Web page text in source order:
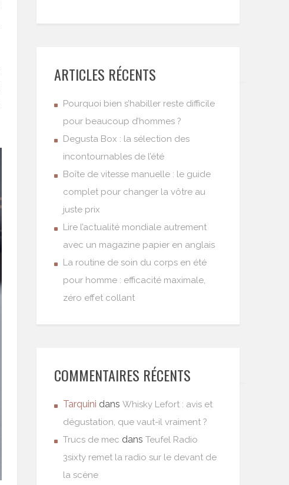
ARTICLES RÉCENTS
Pourquoi bien s’habiller reste difficile
pour beaucoup d’hommes ?
Degusta Box : la sélection des
incontournables de l’été
Boîte de vitesse manuelle : le guide
complet pour changer la vôtre au
juste prix
Lire l’actualité mondiale autrement
avec un magazine papier en anglais
La routine de soin du corps en été
pour homme : efficacité maximale,
zéro effet collant
COMMENTAIRES RÉCENTS
Tarquini dans Whisky Lefort : avis et
dégustation, que vaut-il vraiment ?
Trucs de mec dans Teufel Radio
3sixty remet la radio sur le devant de
la scène